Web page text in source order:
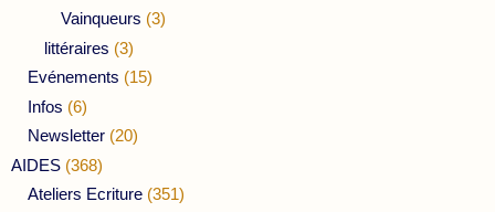
Vainqueurs (3)
littéraires (3)
Evénements (15)
Infos (6)
Newsletter (20)
AIDES (368)
Ateliers Ecriture (351)